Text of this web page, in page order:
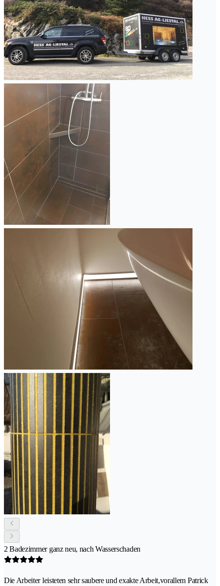
2 Badezimmer ganz neu, nach Wasserschaden
Die Arbeiter leisteten sehr saubere und exakte Arbeit,vorallem Patrick